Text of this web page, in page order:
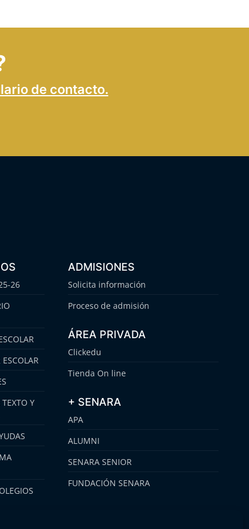
de contacto.
26
Y
ADMISIONES
Solicita información
Proceso de admisión
ÁREA PRIVADA
Clickedu
Tienda On line
+ SENARA
APA
ALUMNI
SENARA SENIOR
FUNDACIÓN SENARA